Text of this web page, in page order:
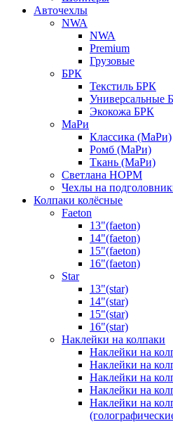
Авточехлы
NWA
NWA
Premium
Грузовые
БРК
Текстиль БРК
Универсальные
Экокожа БРК
МаРи
Классика (МаРи)
Ромб (МаРи)
Ткань (МаРи)
Светлана НОРМ
Чехлы на
Колпаки колёсные
Faeton
13"(faeton)
14"(faeton)
15"(faeton)
16"(faeton)
Star
13"(star)
14"(star)
15"(star)
16"(star)
Наклейки на колпаки
Наклейки на
Наклейки на
Наклейки на
Наклейки на
Наклейки на